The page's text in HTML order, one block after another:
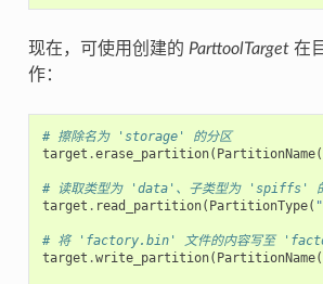
现在，可使用创建的 ParttoolTarget在
作：
# 擦除名为 'storage' 的分区
target .erase_partition( PartitionName(
# 读取类型为 'data'、子类型为 'spiffs'
target . read_partition( PartitionType(
# 将 'factory.bin' 文件的内容写至
target .write_partition( PartitionName(